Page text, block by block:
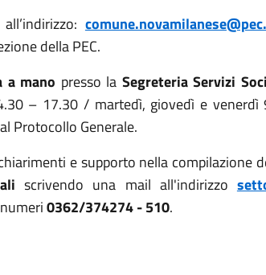
all’indirizzo:
della PEC.
a mano presso la Segreteria Servizi
– 17.30 / martedì, giovedì e
Protocollo Generale.
e supporto nella compilazione
scrivendo una mail all'indirizzo
0362/374274 - 510.